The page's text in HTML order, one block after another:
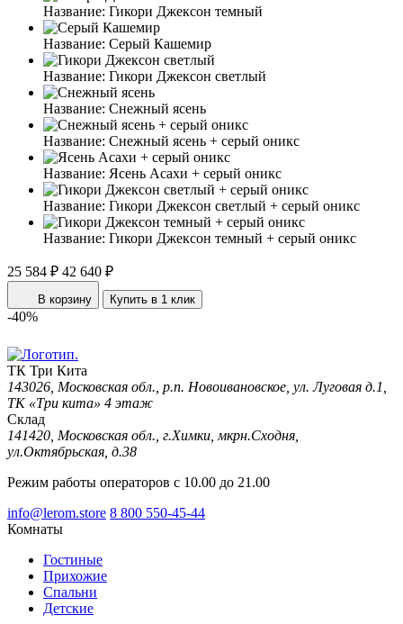
Название: Гикори Джексон темный
Название: Серый Кашемир
Название: Гикори Джексон светлый
Название: Снежный ясень
Название: Снежный ясень + серый оникс
Название: Ясень Асахи + серый оникс
Название: Гикори Джексон светлый + серый оникс
Название: Гикори Джексон темный + серый оникс
25 584 ₽ 42 640 ₽
В корзину Купить в 1 клик
-40%
ТК Три Кита
143026, Московская обл., р.п. Новоивановское, ул. Луговая д.1,
ТК «Три кита» 4 этаж
Склад
141420, Московская обл., г.Химки, мкрн.Сходня,
ул.Октябрьская, д.38
Режим работы операторов с 10.00 до 21.00
info@lerom.store 8 800 550-45-44
Комнаты
Гостиные
Прихожие
Спальни
Детские